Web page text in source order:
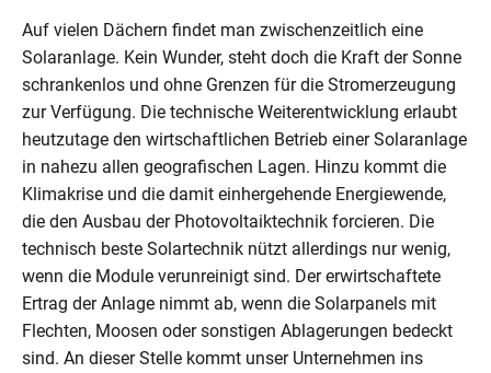
Auf vielen Dächern findet man zwischenzeitlich eine
Solaranlage. Kein Wunder, steht doch die Kraft der Sonne
schrankenlos und ohne Grenzen für die Stromerzeugung
zur Verfügung. Die technische Weiterentwicklung erlaubt
heutzutage den wirtschaftlichen Betrieb einer Solaranlage
in nahezu allen geografischen Lagen. Hinzu kommt die
Klimakrise und die damit einhergehende Energiewende,
die den Ausbau der Photovoltaiktechnik forcieren. Die
technisch beste Solartechnik nützt allerdings nur wenig,
wenn die Module verunreinigt sind. Der erwirtschaftete
Ertrag der Anlage nimmt ab, wenn die Solarpanels mit
Flechten, Moosen oder sonstigen Ablagerungen bedeckt
sind. An dieser Stelle kommt unser Unternehmen ins